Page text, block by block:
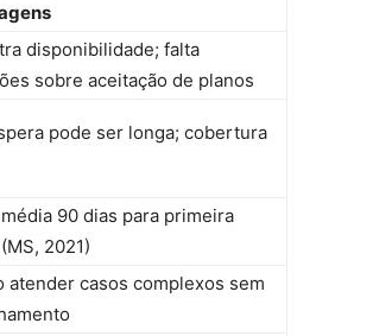
disponibilidade; falta
sobre aceitação de planos
pode ser longa; cobertura
90 dias para primeira
2021)
atender casos complexos sem